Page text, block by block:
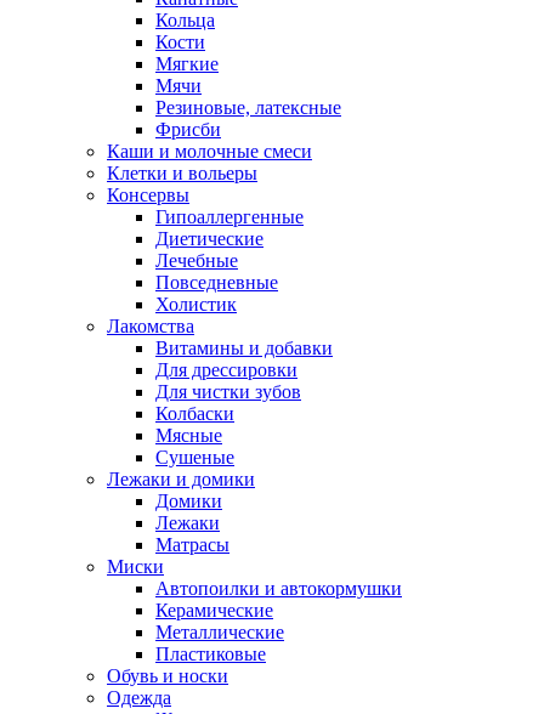
Кольца
Кости
Мягкие
Мячи
Резиновые, латексные
Фрисби
Каши и молочные смеси
Клетки и вольеры
Консервы
Гипоаллергенные
Диетические
Лечебные
Повседневные
Холистик
Лакомства
Витамины и добавки
Для дрессировки
Для чистки зубов
Колбаски
Мясные
Сушеные
Лежаки и домики
Домики
Лежаки
Матрасы
Миски
Автопоилки и автокормушки
Керамические
Металлические
Пластиковые
Обувь и носки
Одежда